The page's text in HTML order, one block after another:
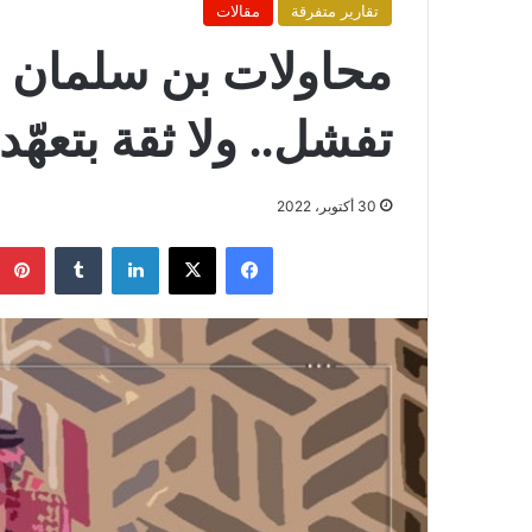
تقارير متفرقة مقالات
محاولات بن سلمان
تفشل.. ولا ثقة
30 أكتوبر، 2022
فيسبوك X لينكدإن